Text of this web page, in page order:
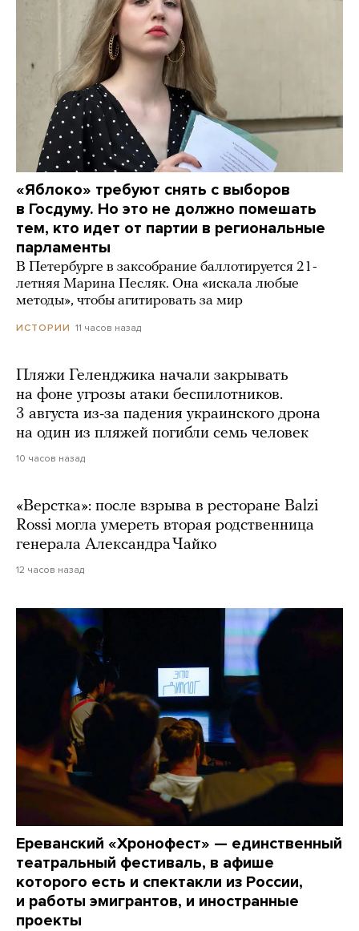
«Яблоко» требуют снять с выборов
в Госдуму. Но это не должно помешать
тем, кто идет от партии в региональные
парламенты
В Петербурге в заксобрание баллотируется 21-
летняя Марина Песляк. Она «искала любые
методы», чтобы агитировать за мир
ИСТОРИИ 11 часов назад
Пляжи Геленджика начали закрывать
на фоне угрозы атаки беспилотников.
3 августа из-за падения украинского дрона
на один из пляжей погибли семь человек
10 часов назад
«Верстка»: после взрыва в ресторане Balzi
Rossi могла умереть вторая родственница
генерала Александра Чайко
12 часов назад
Ереванский «Хронофест» — единственный
театральный фестиваль, в афише
которого есть и спектакли из России,
и работы эмигрантов, и иностранные
проекты